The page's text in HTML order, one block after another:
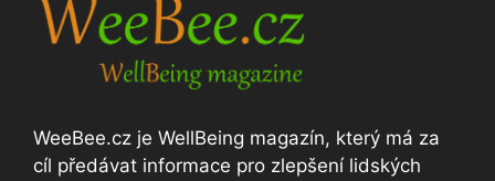
WeeBee.cz je WellBeing magazín, který má za
cíl předávat informace pro zlepšení lidských